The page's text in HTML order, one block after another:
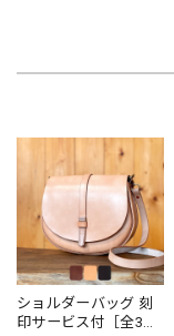
ショルダーバッグ 刻
印サービス付［全3